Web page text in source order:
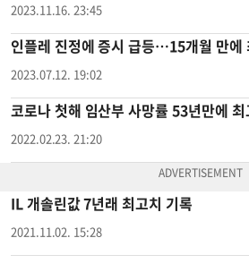
2023.11.16. 23:45
인플레 진정에 증시 급등…15개월 만에
2023.07.12. 19:02
코로나 첫해 임산부 사망률 53년만에 최
2022.02.23. 21:20
IL 개솔린값 7년래 최고치 기록
2021.11.02. 15:28